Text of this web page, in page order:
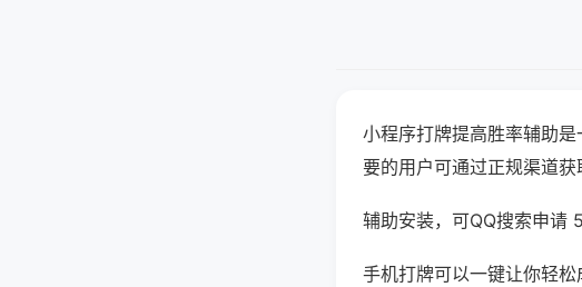
小程序打牌提高胜率辅助
要的用户可通过正规渠道获
辅助安装，可QQ搜索申请
手机打牌可以一键让你轻